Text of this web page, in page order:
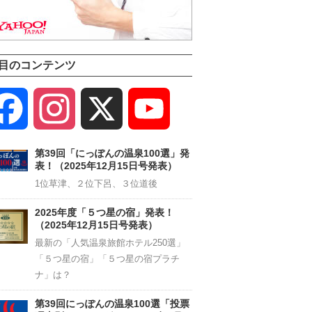
のコンテンツ
Facebook Instagram
Channel
第39回「にっぽんの温泉100選」発
表！（2025年12月15日号発表）
1位草津、２位下呂、３位道後
2025年度「５つ星の宿」発表！
（2025年12月15日号発表）
最新の「人気温泉旅館ホテル250選」
「５つ星の宿」「５つ星の宿プラチ
ナ」は？
第39回にっぽんの温泉100選「投票